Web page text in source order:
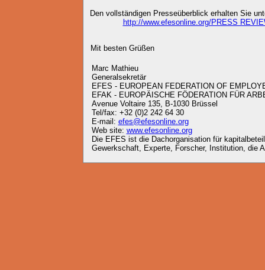
Den vollständigen Presseüberblick erhalten Sie
http://www.efesonline.org/PRESS
Mit besten Grüßen
Marc Mathieu
Generalsekretär
EFES - EUROPEAN FEDERATION OF
EFAK - EUROPÄISCHE FÖDERATION FÜR
Avenue Voltaire 135, B-1030 Brüssel
Tel/fax: +32 (0)2 242 64 30
E-mail: efes@efesonline.org
Web site: www.efesonline.org
Die EFES ist die Dachorganisation für
Gewerkschaft, Experte, Forscher, Institution, die